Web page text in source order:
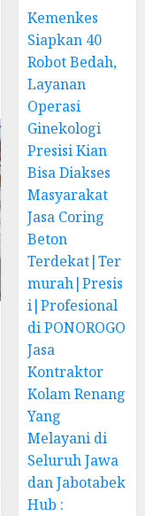
Kemenkes
Siapkan 40
Robot Bedah,
Layanan
Operasi
Ginekologi
Presisi Kian
Bisa Diakses
Masyarakat
Jasa Coring
Beton
Terdekat|Ter
murah|Presis
i|Profesional
di PONOROGO
Jasa
Kontraktor
Kolam Renang
Yang
Melayani di
Seluruh Jawa
dan Jabotabek
Hub :